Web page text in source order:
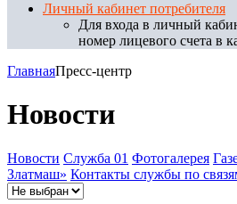
Личный кабинет потребителя
Для входа в личный
номер лицевого счета в
ГлавнаяПресс-центр
Новости
Новости Служба 01 Фотогалерея
Златмаш» Контакты службы по